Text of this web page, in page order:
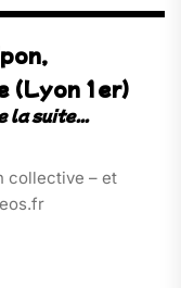
(Lyon 1er)
collective – et